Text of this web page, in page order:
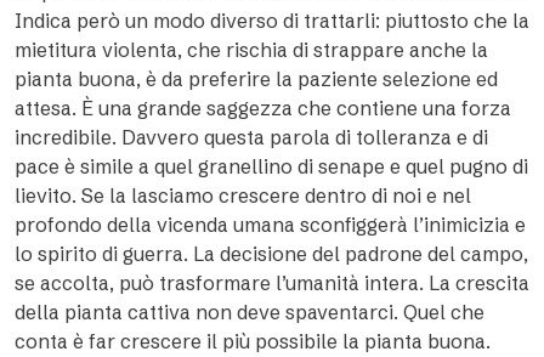
Indica però un modo diverso di trattarli: piuttosto che la
mietitura violenta, che rischia di strappare anche la
pianta buona, è da preferire la paziente selezione ed
attesa. È una grande saggezza che contiene una forza
incredibile. Davvero questa parola di tolleranza e di
pace è simile a quel granellino di senape e quel pugno di
lievito. Se la lasciamo crescere dentro di noi e nel
profondo della vicenda umana sconfiggerà l’inimicizia e
lo spirito di guerra. La decisione del padrone del campo,
se accolta, può trasformare l’umanità intera. La crescita
della pianta cattiva non deve spaventarci. Quel che
conta è far crescere il più possibile la pianta buona.